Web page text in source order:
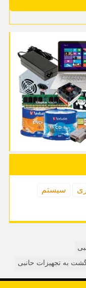
سیستم
به تجهیزات حانبی